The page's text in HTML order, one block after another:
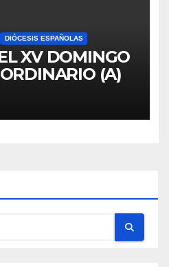
DIÓCESIS ESPAÑOLAS
XV DOMINGO
(A)